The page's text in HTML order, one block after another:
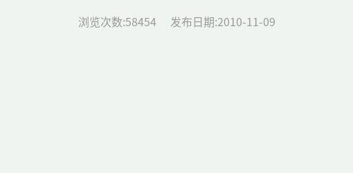
发布日期:2010-11-09
浏览次数:58454